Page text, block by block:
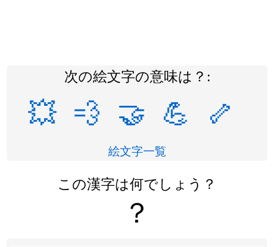
次の絵文字の意味は？:
💥 💨 🤝 💪 🦴
絵文字一覧
この漢字は何でしょう？
？